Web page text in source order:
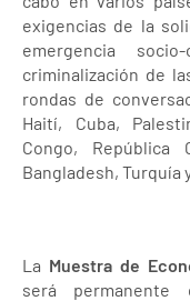
exigencias de la
emergencia
criminalización de
rondas de
Haití, Cuba,
Congo, República
Bangladesh, Turquía
La Muestra de
será